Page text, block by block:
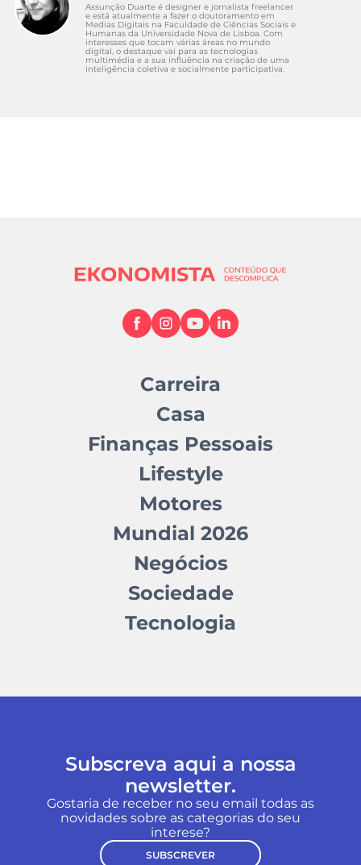
Assunção Duarte é designer e jornalista freelancer
e está atualmente a fazer o doutoramento em
Medias Digitais na Faculdade de Ciências Sociais e
Humanas da Universidade Nova de Lisboa. Com
interesses que tocam várias áreas no mundo
digital, o destaque vai para as tecnologias
multimédia e a sua influência na criação de uma
inteligência coletiva e socialmente participativa.
Carreira
Casa
Finanças Pessoais
Lifestyle
Motores
Mundial 2026
Negócios
Sociedade
Tecnologia
Subscreva aqui a nossa
newsletter.
Gostaria de receber no seu email todas as
novidades sobre as categorias do seu
interese?
SUBSCREVER